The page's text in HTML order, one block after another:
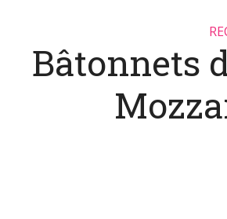
Bâtonnets